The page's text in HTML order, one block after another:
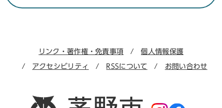
リンク・著作権・免責事項 個人情報保護
アクセシビリティ RSSについて お問い合わせ